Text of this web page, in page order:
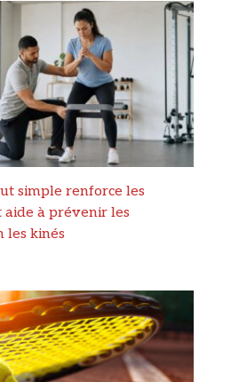
simple renforce les
à prévenir les
les kinés